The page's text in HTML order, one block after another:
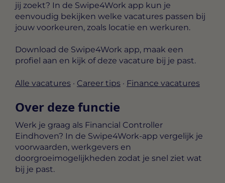
jij zoekt? In de Swipe4Work app kun je
eenvoudig bekijken welke vacatures passen bij
jouw voorkeuren, zoals locatie en werkuren.
Download de Swipe4Work app, maak een
profiel aan en kijk of deze vacature bij je past.
Alle vacatures · Career tips · Finance vacatures
Over deze functie
Werk je graag als Financial Controller
Eindhoven? In de Swipe4Work-app vergelijk je
voorwaarden, werkgevers en
doorgroeimogelijkheden zodat je snel ziet wat
bij je past.